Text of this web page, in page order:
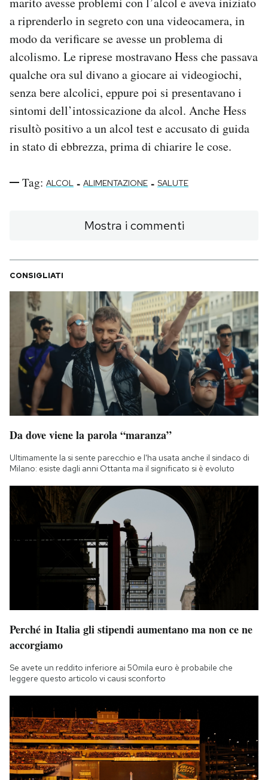
a riprenderlo in segreto con una videocamera, in
modo da verificare se avesse un problema di
alcolismo. Le riprese mostravano Hess che passava
qualche ora sul divano a giocare ai videogiochi,
senza bere alcolici, eppure poi si presentavano i
sintomi dell’intossicazione da alcol. Anche Hess
risultò positivo a un alcol test e accusato di guida
in stato di ebbrezza, prima di chiarire le cose.
Tag: ALCOL - ALIMENTAZIONE - SALUTE
Mostra i commenti
CONSIGLIATI
Da dove viene la parola “maranza”
Ultimamente la si sente parecchio e l'ha usata anche il sindaco di
Milano: esiste dagli anni Ottanta ma il significato si è evoluto
Perché in Italia gli stipendi aumentano ma non ce ne
accorgiamo
Se avete un reddito inferiore ai 50mila euro è probabile che
leggere questo articolo vi causi sconforto